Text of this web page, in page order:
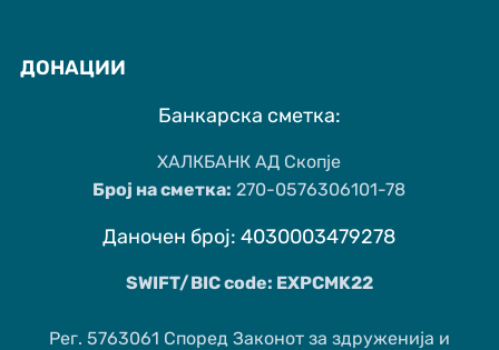
ДОНАЦИИ
Банкарска сметка:
ХАЛКБАНК АД Скопје
Број на сметка: 270-0576306101-78
Даночен број: 4030003479278
SWIFT/BIC code: EXPCMK22
Рег. 5763061 Според Законот за здруженија и